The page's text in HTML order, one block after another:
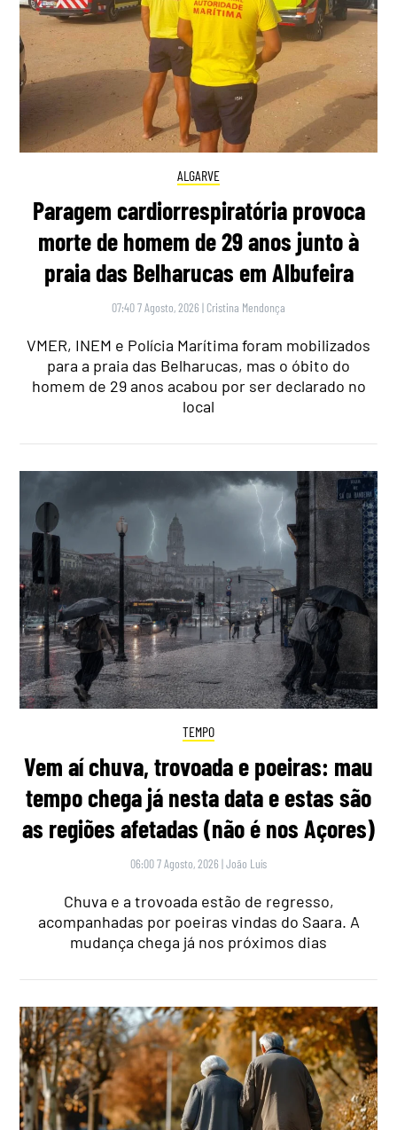
ALGARVE
Paragem cardiorrespiratória provoca
morte de homem de 29 anos junto à
praia das Belharucas em Albufeira
07:40 7 Agosto, 2026 | Cristina Mendonça
VMER, INEM e Polícia Marítima foram mobilizados
para a praia das Belharucas, mas o óbito do
homem de 29 anos acabou por ser declarado no
local
TEMPO
Vem aí chuva, trovoada e poeiras: mau
tempo chega já nesta data e estas são
as regiões afetadas (não é nos Açores)
06:00 7 Agosto, 2026 |João Luís
Chuva e a trovoada estão de regresso,
acompanhadas por poeiras vindas do Saara. A
mudança chega já nos próximos dias